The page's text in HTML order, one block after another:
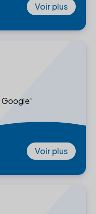
Voir plus
Google
Voir plus